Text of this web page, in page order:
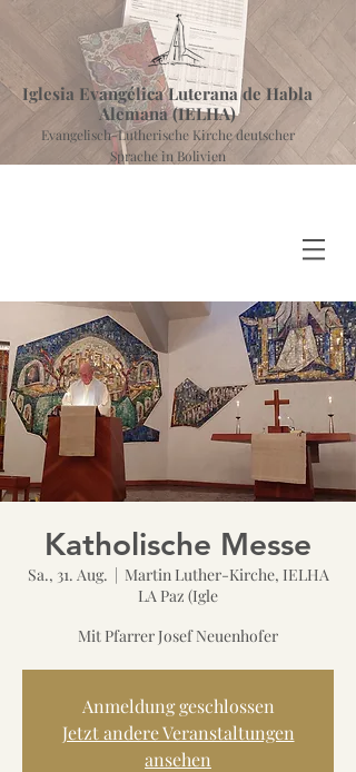
Iglesia Evangélica Luterana de Habla
Alemana (IELHA)
Evangelisch-Lutherische Kirche deutscher
Sprache in Bolivien
Katholische Messe
Sa., 31. Aug.
  |
Martin Luther-Kirche, IELHA
LA Paz (Igle
Mit Pfarrer Josef Neuenhofer
Anmeldung geschlossen
Jetzt andere Veranstaltungen
ansehen